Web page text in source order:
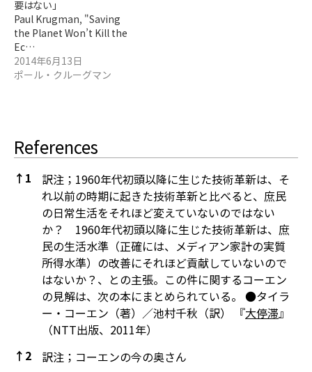
要はない」
Paul Krugman, "Saving
the Planet Won’t Kill the
Ec…
2014年6月13日
ポール・クルーグマン
References
↑ 1
訳注；1960年代初頭以降に生じた技術革新は、そ
れ以前の時期に起きた技術革新と比べると、庶民
の日常生活をそれほど変えていないのではない
か？ 1960年代初頭以降に生じた技術革新は、庶
民の生活水準（正確には、メディアン家計の実質
所得水準）の改善にそれほど貢献していないので
はないか？、との主張。この件に関するコーエン
の見解は、次の本にまとめられている。 ●タイラ
ー・コーエン（著）／池村千秋（訳） 『大停滞』
（NTT出版、2011年）
↑ 2
訳注；コーエンの今の奥さん